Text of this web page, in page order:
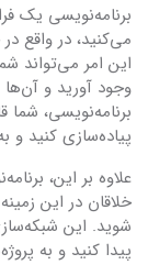
برنامه‌نویسی یک
می‌کنید، در واقع
این امر می‌تواند
وجود آورید و آن‌ها
برنامه‌نویسی،
پیاده‌سازی کنید و
علاوه بر این،
خلاقان در این
شوید. این
پیدا کنید و به